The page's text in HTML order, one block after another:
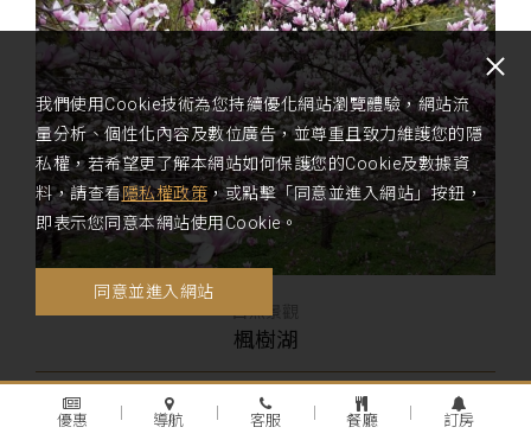
自然景觀
楓樹湖
近年來開放遊客免費參觀，成為花季期間熱門賞花景點。
我們使用Cookie技術為您持續優化網站瀏覽體驗，網站流
量分析、個性化內容及數位廣告，並尊重且致力維護您的隱
私權，若希望更了解本網站如何保護您的Cookie及數據資
料，請查看隱私權政策 ，或點擊「同意並進入網站」按鈕，
即表示您同意本網站使用Cookie。
同意並進入網站
優惠 導航 客服 餐廳 訂房